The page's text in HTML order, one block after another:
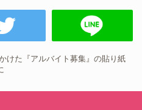
けた『アルバイト募集』の貼り紙